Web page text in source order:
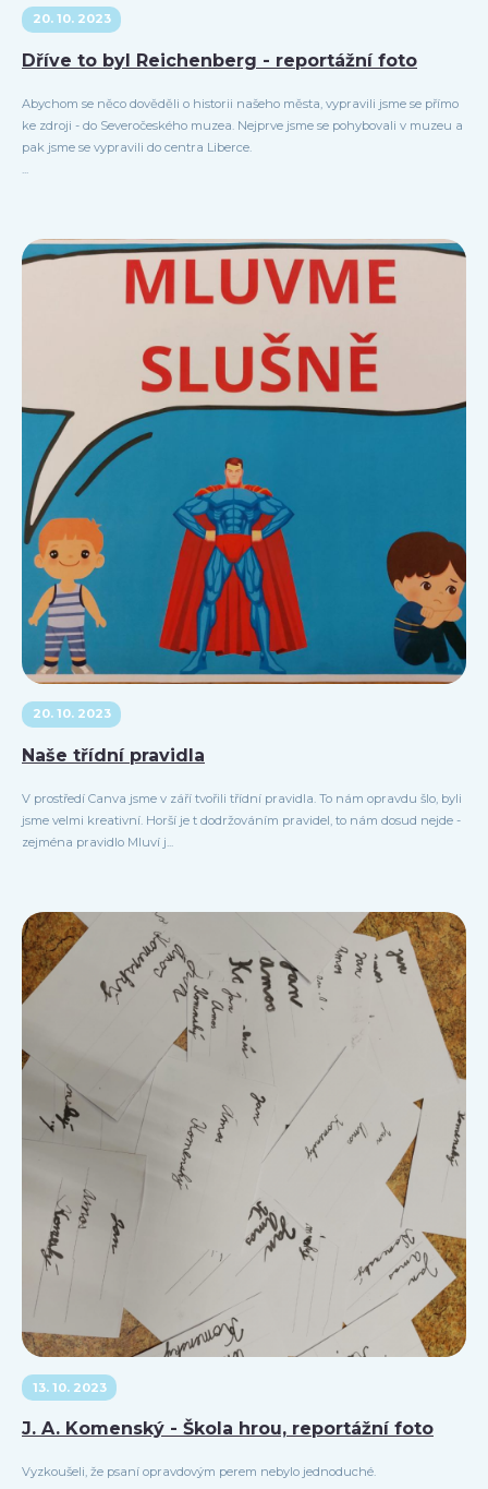
20. 10. 2023
Dříve to byl Reichenberg - reportážní foto
Abychom se něco dověděli o historii našeho města, vypravili jsme se přímo
ke zdroji - do Severočeského muzea. Nejprve jsme se pohybovali v muzeu a
pak jsme se vypravili do centra Liberce.
20. 10. 2023
Naše třídní pravidla
V prostředí Canva jsme v září tvořili třídní pravidla. To nám opravdu šlo, byli
jsme velmi kreativní. Horší je t dodržováním pravidel, to nám dosud nejde -
zejména pravidlo Mluví j...
13. 10. 2023
J. A. Komenský - Škola hrou, reportážní foto
Vyzkoušeli, že psaní opravdovým perem nebylo jednoduché.